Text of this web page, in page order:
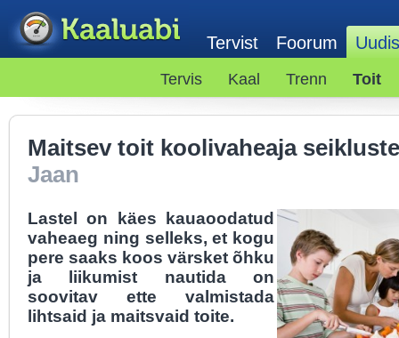
Tervist Foorum
Tervis Kaal Trenn Toit
Maitsev toit koolivaheaja
Jaan
Lastel on käes kauaoodatud
vaheaeg ning selleks, et kogu
pere saaks koos värsket õhku
ja liikumist nautida on
soovitav ette valmistada
lihtsaid ja maitsvaid toite.